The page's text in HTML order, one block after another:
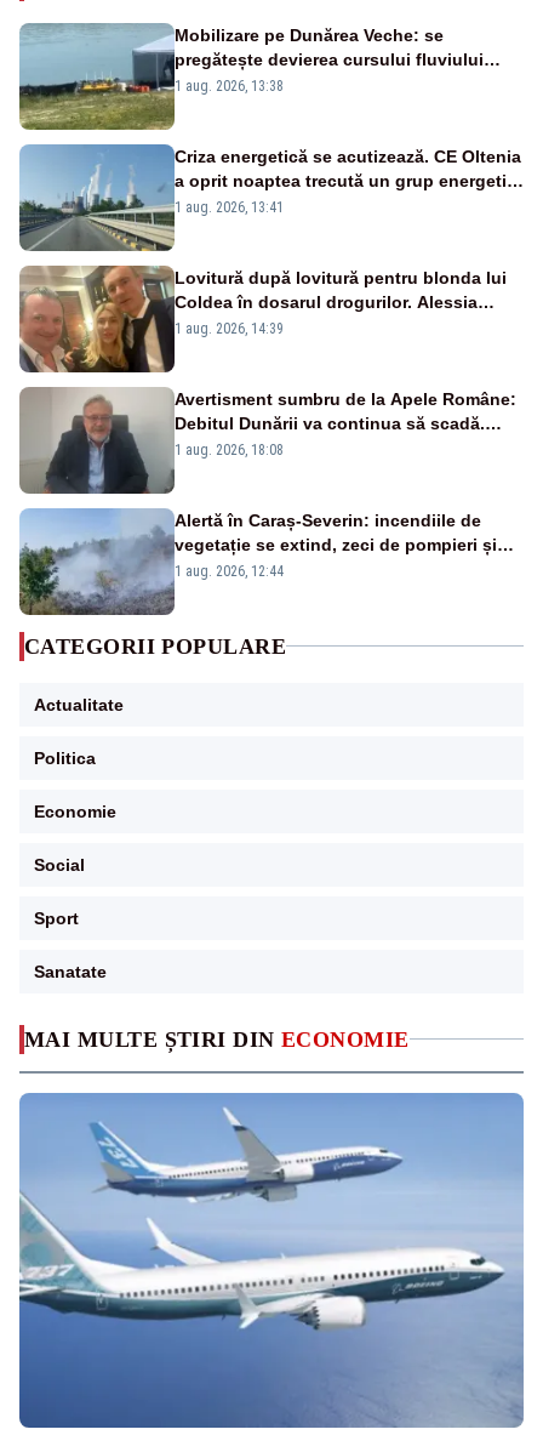
MAI MULTE ȘTIRI DIN ECONOMIE
Mobilizare pe Dunărea Veche: se
pregătește devierea cursului fluviului
către Cernavodă – VIDEO
1 aug. 2026, 13:38
Criza energetică se acutizează. CE Oltenia
a oprit noaptea trecută un grup energetic
de la Rovinari
1 aug. 2026, 13:41
Lovitură după lovitură pentru blonda lui
Coldea în dosarul drogurilor. Alessia
Păcuraru explică decizia magistraților
1 aug. 2026, 14:39
Avertisment sumbru de la Apele Române:
Debitul Dunării va continua să scadă.
Cernavodă s-ar putea închide în 4 zile
1 aug. 2026, 18:08
Alertă în Caraș-Severin: incendiile de
vegetație se extind, zeci de pompieri și
silvicultori se luptă cu flăcările - VIDEO
1 aug. 2026, 12:44
CATEGORII POPULARE
Actualitate
Politica
Economie
Social
Sport
Sanatate